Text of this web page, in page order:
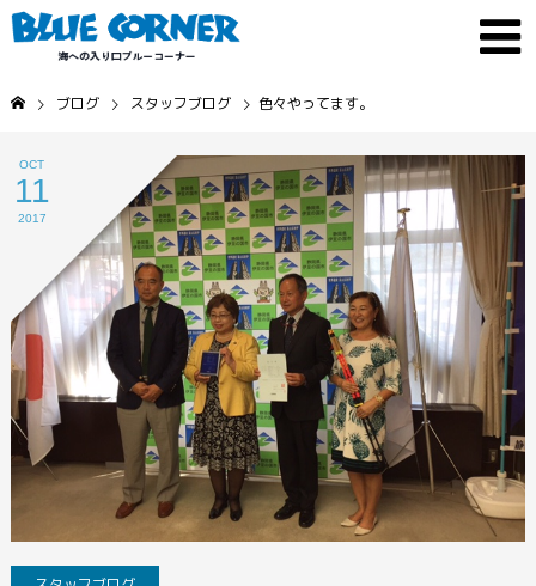
ブログ スタッフブログ 色々やってます。
OCT
11
2017